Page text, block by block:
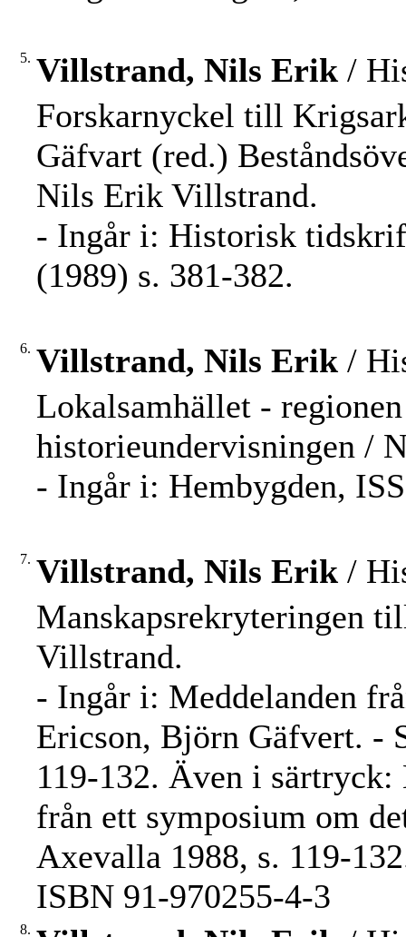
5. Villstrand, Nils Erik /
Forskarnyckel till
Gäfvart (red.)
Nils Erik Villstrand.
- Ingår i: Historisk
(1989) s. 381-382.
6. Villstrand, Nils Erik /
Lokalsamhället -
historieundervisningen /
- Ingår i: Hembygden,
7. Villstrand, Nils Erik /
Manskapsrekryteringen
Villstrand.
- Ingår i: Meddelanden
Ericson, Björn Gäfvert. -
119-132. Även i särtryck:
från ett symposium om
Axevalla 1988, s. 119-
ISBN 91-970255-4-3
8.